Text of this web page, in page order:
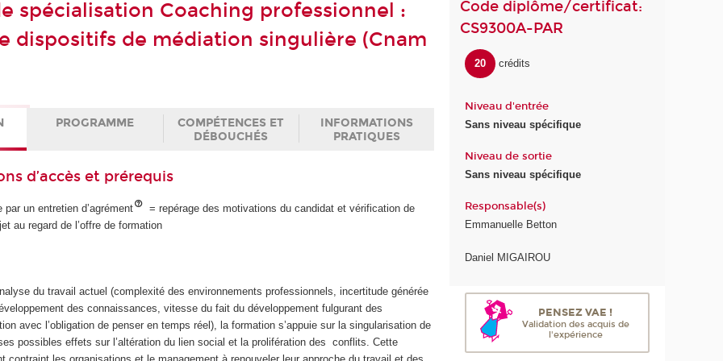
spécialisation Coaching professionnel :
dispositifs de médiation singulière (Cnam
PROGRAMME
COMPÉTENCES ET
DÉBOUCHÉS
INFORMATIONS
PRATIQUES
d’accès et prérequis
un entretien d’agrément
= repérage des motivations du candidat et vérification de
au regard de l’offre de formation
du travail actuel (complexité des environnements professionnels, incertitude générée
des connaissances, vitesse du fait du développement fulgurant des
avec l’obligation de penser en temps réel), la formation s’appuie sur la singularisation de
possibles effets sur l’altération du lien social et la prolifération des conflits. Cette
Code diplôme/certificat:
CS9300A-PAR
20 crédits
Niveau d'entrée
Sans niveau spécifique
Niveau de sortie
Sans niveau spécifique
Responsable(s)
Emmanuelle Betton
Daniel MIGAIROU
PENSEZ VAE !
Validation des acquis de
l'expérience